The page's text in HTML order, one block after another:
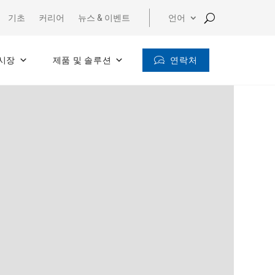
기초 커리어 뉴스 & 이벤트 언어
장 제품 및 솔루션 연락처